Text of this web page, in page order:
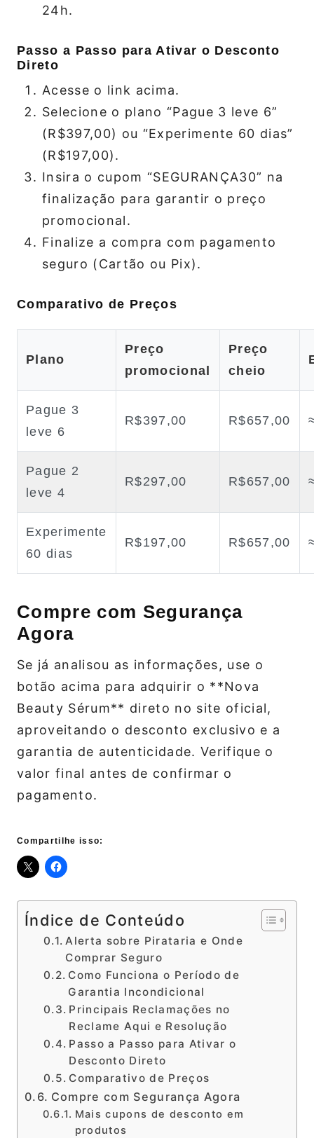
24h.
Passo a Passo para Ativar o Desconto
Direto
Acesse o link acima.
Selecione o plano “Pague 3 leve 6”
(R$397,00) ou “Experimente 60 dias”
(R$197,00).
Insira o cupom “SEGURANÇA30” na
finalização para garantir o preço
promocional.
Finalize a compra com pagamento
seguro (Cartão ou Pix).
Comparativo de Preços
Plano
Preço
promocional
Preço
cheio
Pague 3
leve 6
R$397,00 R$657,00
Pague 2
leve 4
R$297,00 R$657,00
Experimente
60 dias
R$197,00 R$657,00
Compre com Segurança
Agora
Se já analisou as informações, use o
botão acima para adquirir o **Nova
Beauty Sérum** direto no site oficial,
aproveitando o desconto exclusivo e a
garantia de autenticidade. Verifique o
valor final antes de confirmar o
pagamento.
Compartilhe isso:
Índice de Conteúdo
Alerta sobre Pirataria e Onde
Comprar Seguro
Como Funciona o Período de
Garantia Incondicional
Principais Reclamações no
Reclame Aqui e Resolução
Passo a Passo para Ativar o
Desconto Direto
Comparativo de Preços
Compre com Segurança Agora
Mais cupons de desconto em
produtos